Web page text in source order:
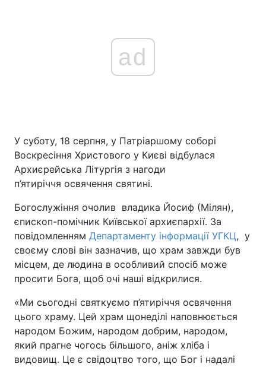
ad
У суботу, 18 серпня, у Патріаршому соборі
Воскресіння Христового у Києві відбулася
Архиєрейська Літургія з нагоди
п’ятиріччя освячення святині.
Богослужіння очолив владика Йосиф (Мілян),
єпископ-помічник Київської архиєпархії. За
повідомленням Департаменту інформації УГКЦ, у
своєму слові він зазначив, що храм завжди був
місцем, де людина в особливий спосіб може
просити Бога, щоб очі наші відкрилися.
«Ми сьогодні святкуємо п’ятиріччя освячення
цього храму. Цей храм щонеділі наповнюється
народом Божим, народом добрим, народом,
який прагне чогось більшого, аніж хліба і
видовищ. Це є свідоцтво того, що Бог і надалі